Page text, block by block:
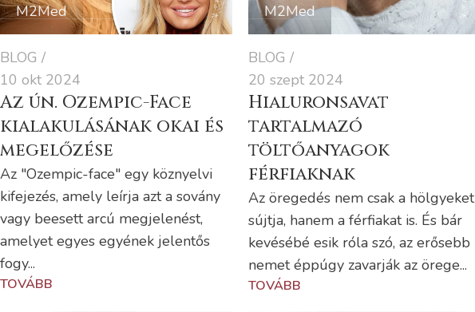
M2Med
BLOG
10 okt 2024
Az ún. Ozempic-Face
kialakulásának okai és
megelőzése
Az "Ozempic-face" egy köznyelvi
kifejezés, amely leírja azt a sovány
vagy beesett arcú megjelenést,
amelyet egyes egyének jelentős
fogy...
TOVÁBB
M2Med
BLOG
20 szept 2024
Hialuronsavat
tartalmazó
töltőanyagok
férfiaknak
Az öregedés nem csak a hölgyeket
sújtja, hanem a férfiakat is. És bár
kevésébé esik róla szó, az erősebb
nemet éppúgy zavarják az örege...
TOVÁBB